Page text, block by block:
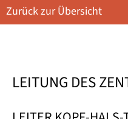
Zurück zur Übersicht
LEITUNG DES